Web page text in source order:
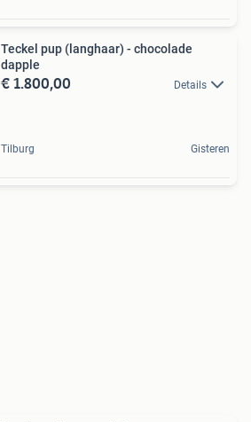
Teckel pup (langhaar) - chocolade
dapple
€ 1.800,00 Details
Tilburg Gisteren